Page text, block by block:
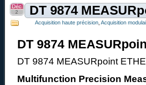
DT 9874
Déc
2
Acquisition haute précision, Acquisition
DT 9874
DT 9874 MEASURpoint
Multifunction Precision